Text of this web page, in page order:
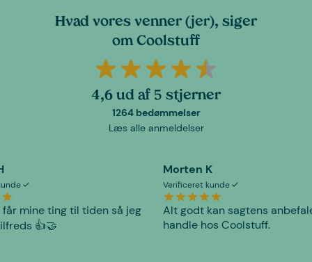
Hvad vores venner (jer), siger
om Coolstuff
4,6 ud af 5 stjerner
1264 bedømmelser
Læs alle anmeldelser
får mine ting til tiden så jeg
👍🤝
Morten K
Verificeret kunde
Alt godt kan sagtens
handle hos Coolstuff.